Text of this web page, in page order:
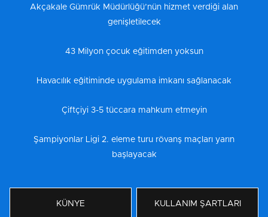
Akçakale Gümrük Müdürlüğü’nün hizmet verdiği alan
genişletilecek
43 Milyon çocuk eğitimden yoksun
Havacılık eğitiminde uygulama imkanı sağlanacak
Çiftçiyi 3-5 tüccara mahkum etmeyin
Şampiyonlar Ligi 2. eleme turu rövanş maçları yarın
başlayacak
KÜNYE KULLANIM ŞARTLARI